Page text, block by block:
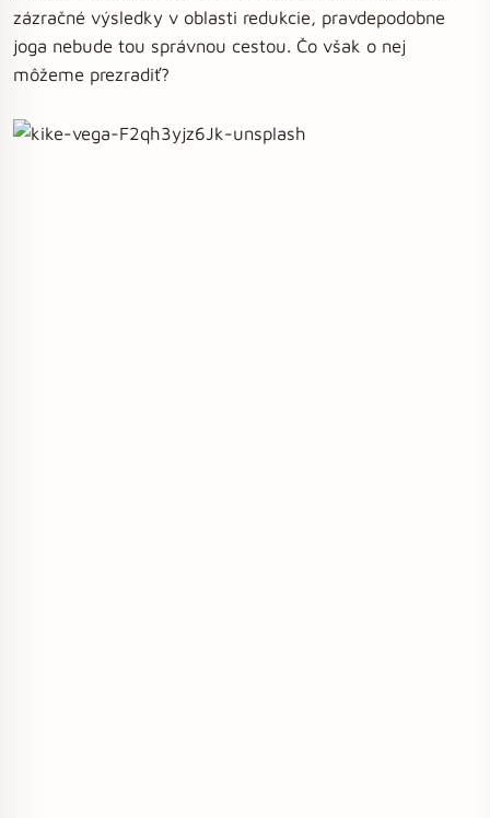
zázračné výsledky v oblasti redukcie, pravdepodobne
joga nebude tou správnou cestou. Čo však o nej
môžeme prezradiť?